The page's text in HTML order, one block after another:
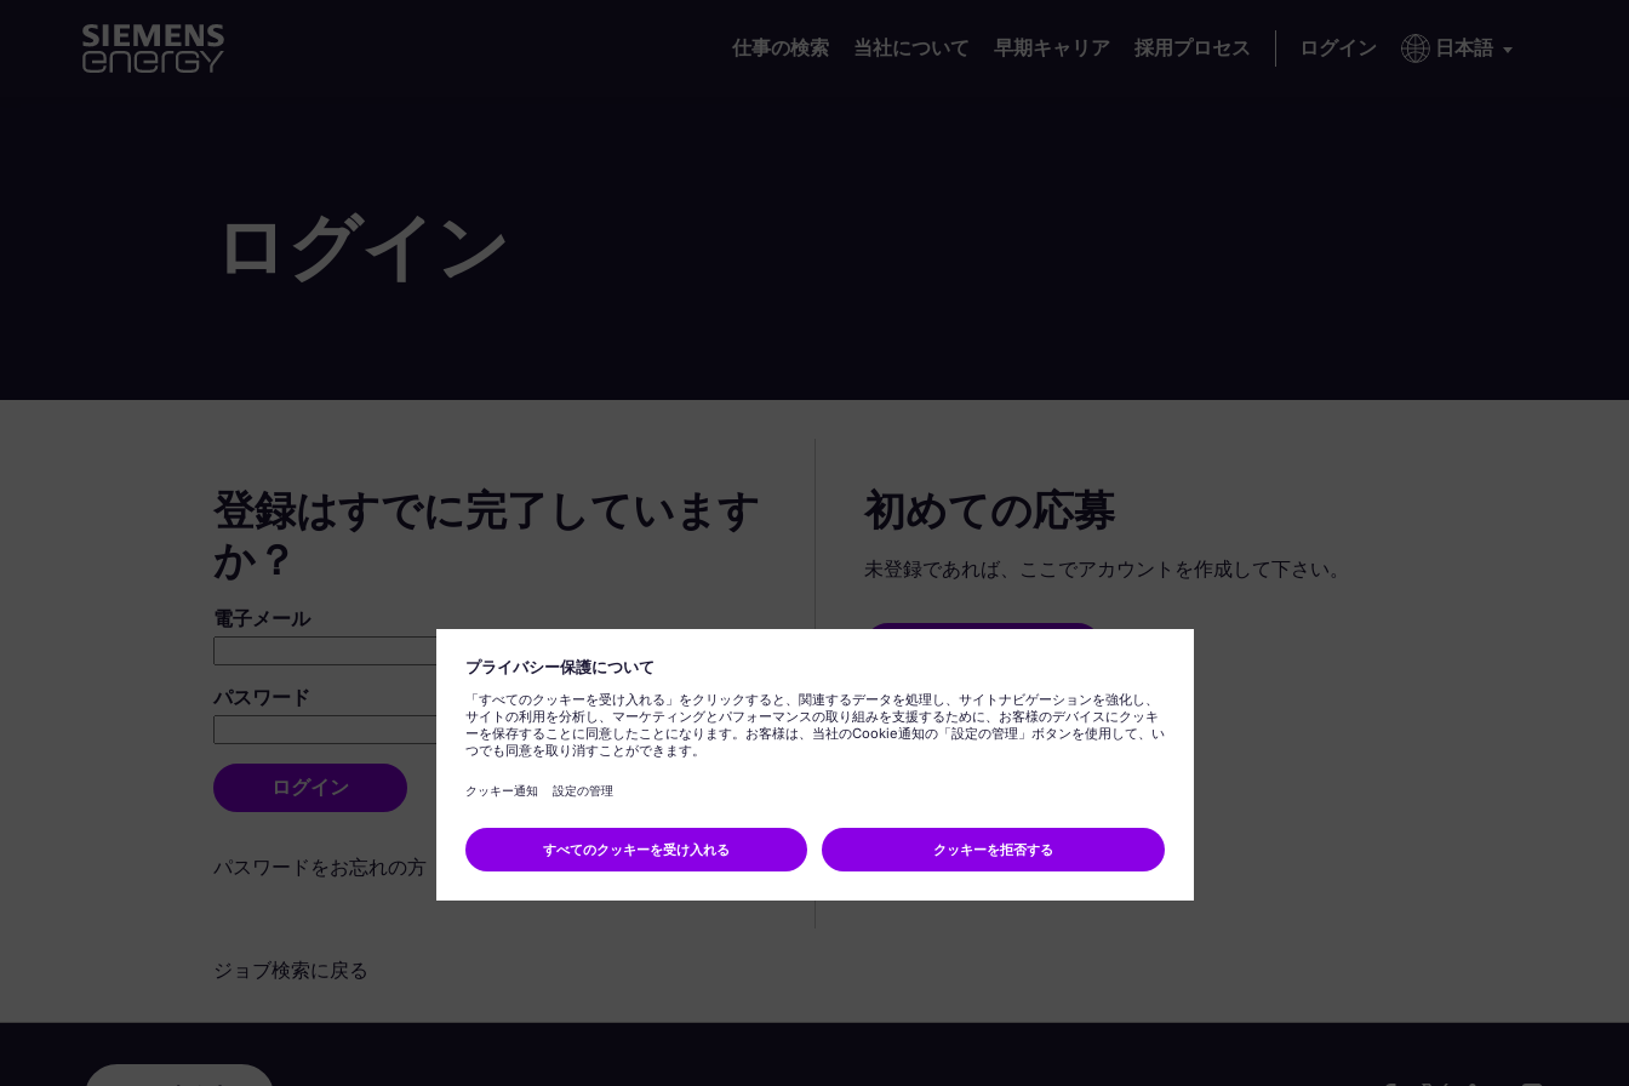
仕事の検索 当社について 早期キャリア 採用プロセス ログイン 日本語
ログイン
登録はすでに完了しています
か？
ログイン：ユーザーとパスワード
電子メール
パスワード
ログイン
パスワードをお忘れの方
初めての応募
未登録であれば、ここでアカウントを作成して下さい。
ジョブ検索に戻る